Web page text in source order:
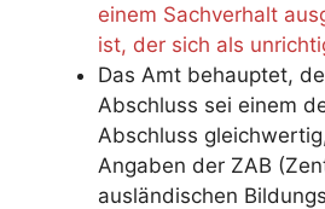
einem Sachverhalt
ist, der sich als
Das Amt behauptet,
Abschluss sei einem
Abschluss
Angaben der ZAB
ausländischen